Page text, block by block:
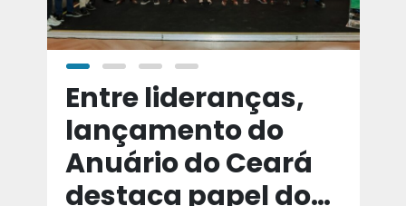
Entre lideranças,
lançamento do
Anuário do Ceará
destaca papel do